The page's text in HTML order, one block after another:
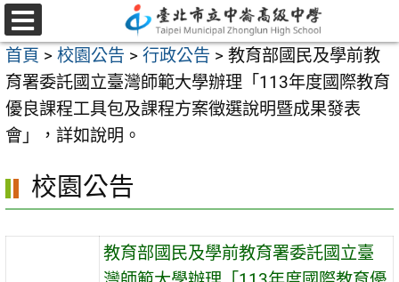
跳
至
主
要
內
容
選
單
首頁 > 校園公告 > 行政公告 > 教育部國民及學前教
育署委託國立臺灣師範大學辦理「113年度國際教育
優良課程工具包及課程方案徵選說明暨成果發表
會」，詳如說明。
校園公告
教育部國民及學前教育署委託國立臺